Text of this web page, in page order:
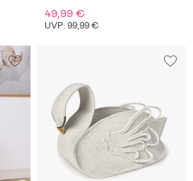
49,99 €
UVP: 99,99 €